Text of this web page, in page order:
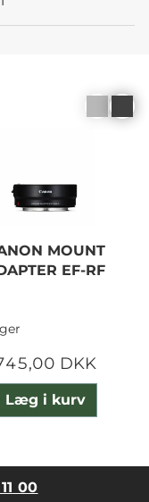
MOUNT
EF-RF
DKK
Læg i kurv
00